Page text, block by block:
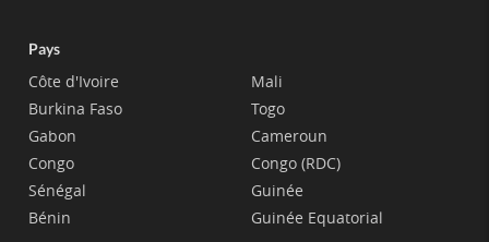
Pays
Côte d'Ivoire
Burkina Faso
Gabon
Congo
Sénégal
Bénin
Mali
Togo
Cameroun
Congo (RDC)
Guinée
Guinée Equatorial